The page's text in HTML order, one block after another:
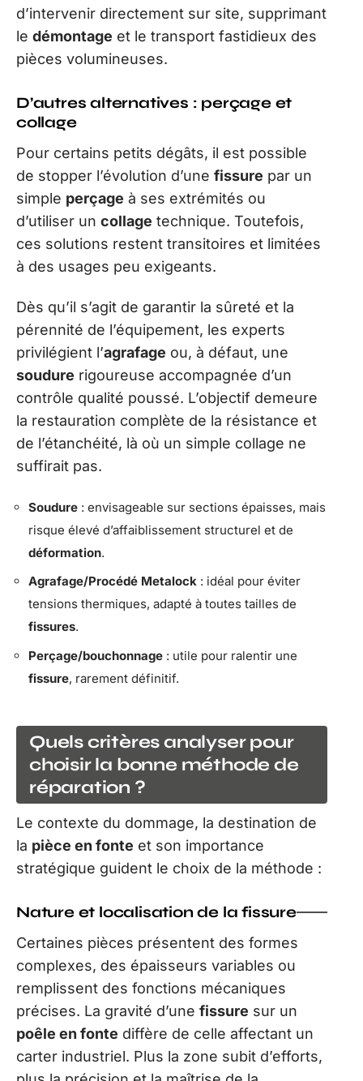
d’intervenir directement sur site, supprimant
le démontage et le transport fastidieux des
pièces volumineuses.
D’autres alternatives : perçage et
collage
Pour certains petits dégâts, il est possible
de stopper l’évolution d’une fissure par un
simple perçage à ses extrémités ou
d’utiliser un collage technique. Toutefois,
ces solutions restent transitoires et limitées
à des usages peu exigeants.
Dès qu’il s’agit de garantir la sûreté et la
pérennité de l’équipement, les experts
privilégient l’agrafage ou, à défaut, une
soudure rigoureuse accompagnée d’un
contrôle qualité poussé. L’objectif demeure
la restauration complète de la résistance et
de l’étanchéité, là où un simple collage ne
suffirait pas.
Soudure : envisageable sur sections épaisses, mais
risque élevé d’affaiblissement structurel et de
déformation.
Agrafage/Procédé Metalock : idéal pour éviter
tensions thermiques, adapté à toutes tailles de
fissures.
Perçage/bouchonnage : utile pour ralentir une
fissure, rarement définitif.
Quels critères analyser pour
choisir la bonne méthode de
réparation ?
Le contexte du dommage, la destination de
la pièce en fonte et son importance
stratégique guident le choix de la méthode :
Nature et localisation de la fissure
Certaines pièces présentent des formes
complexes, des épaisseurs variables ou
remplissent des fonctions mécaniques
précises. La gravité d’une fissure sur un
poêle en fonte diffère de celle affectant un
carter industriel. Plus la zone subit d’efforts,